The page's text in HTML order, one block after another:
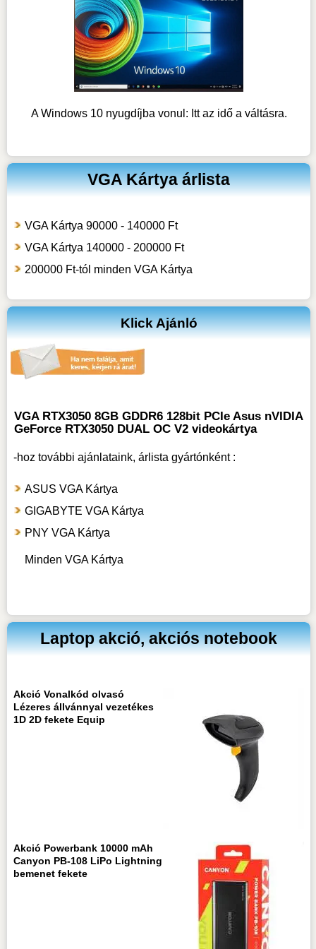
A Windows 10 nyugdíjba vonul: Itt az idő a váltásra.
VGA Kártya árlista
VGA Kártya 90000 - 140000 Ft
VGA Kártya 140000 - 200000 Ft
200000 Ft-tól minden VGA Kártya
Klick Ajánló
VGA RTX3050 8GB GDDR6 128bit PCIe Asus nVIDIA
GeForce RTX3050 DUAL OC V2 videokártya
-hoz további ajánlataink, árlista gyártónként :
ASUS VGA Kártya
GIGABYTE VGA Kártya
PNY VGA Kártya
Minden VGA Kártya
Laptop akció, akciós notebook
Akció Vonalkód olvasó
Lézeres állvánnyal vezetékes
1D 2D fekete Equip
Akció Powerbank 10000 mAh
Canyon PB-108 LiPo Lightning
bemenet fekete